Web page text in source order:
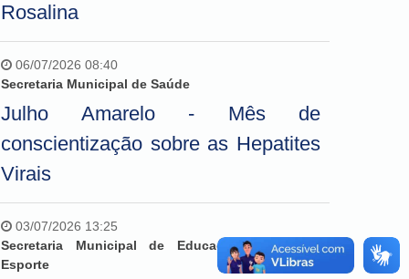
Rosalina
06/07/2026 08:40
Secretaria Municipal de Saúde
Julho Amarelo - Mês de
conscientização sobre as Hepatites
Virais
03/07/2026 13:25
Secretaria Municipal de Educação, Cultura e
Esporte